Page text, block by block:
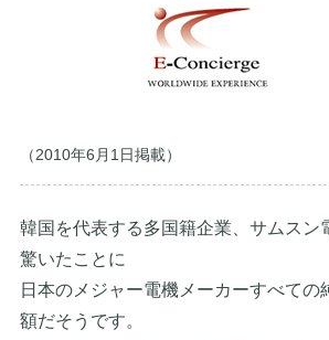
（2010年6月1日掲載）
韓国を代表する多国籍企業、サムスン
驚いたことに
日本のメジャー電機メーカーすべての
額だそうです。